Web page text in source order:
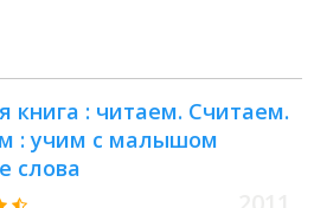
книга : читаем. Считаем.
: учим с малышом
слова